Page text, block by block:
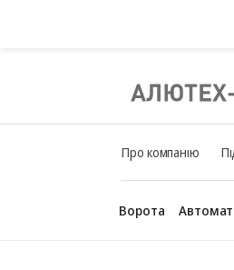
Про компанію
Ворота